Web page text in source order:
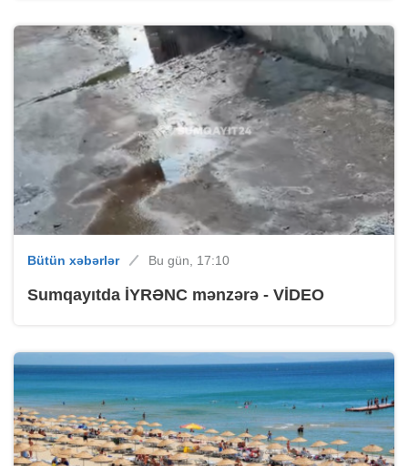
Bütün xəbərlər Bu gün, 17:10
Sumqayıtda İYRƏNC mənzərə - VİDEO